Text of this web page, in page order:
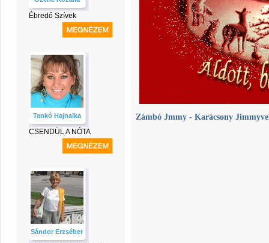
Ébredő Szívek
Tankó Hajnalka
CSENDÜL A NÓTA
Sándor Erzséber
Zámbó Jmmy - Karácsony